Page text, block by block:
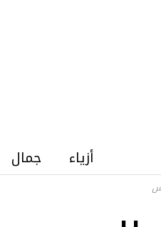
أزياء جمال